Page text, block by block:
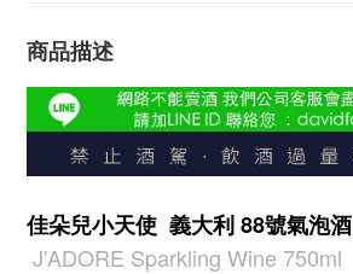
商品描述
佳朵兒小天使 義大利 88號氣泡酒
J'ADORE Sparkling Wine 750ml